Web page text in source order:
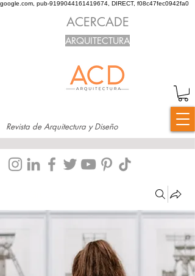
google.com, pub-9199044161419674, DIRECT, f08c47fec0942fa0
Revista de Arquitectura y Diseño
ACERCADE
ARQUITECTURA